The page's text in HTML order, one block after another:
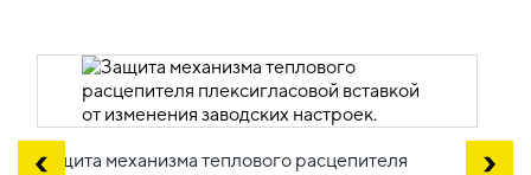
Защита механизма теплового расцепителя